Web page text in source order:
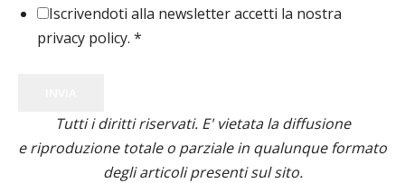
Iscrivendoti alla newsletter accetti la nostra
privacy policy. *
Tutti i diritti riservati. E' vietata la diffusione
e riproduzione totale o parziale in qualunque formato
degli articoli presenti sul sito.